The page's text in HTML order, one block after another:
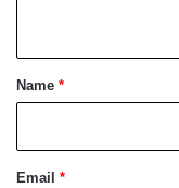
*Name *
Email *